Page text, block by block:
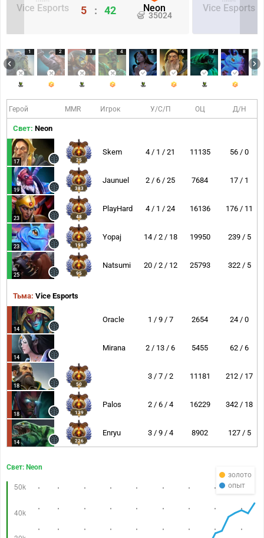
Vice Esports Neon
35024
5 : 42 Vice Esports
1 2 3 4 5 6 7 8
Герой MMR Игрок У/С/П ОЦ Д/Н
Свет: Neon
17 25
Skem 4 / 1 / 21 11135 56 / 0
19 383
Jaunuel 2 / 6 / 25 7684 17 / 1
23 48
PlayHard 4 / 1 / 24 16136 176 / 11
23 198
Yopaj 14 / 2 / 18 19950 239 / 5
25 95
Natsumi 20 / 2 / 12 25793 322 / 5
Тьма: Vice Esports
14
Oracle 1 / 9 / 7 2654 24 / 0
14
Mirana 2 / 13 / 6 5455 62 / 6
18 50
3 / 7 / 2 11181 212 / 17
18 139
Palos 2 / 6 / 4 16229 342 / 18
14 226
Enryu 3 / 9 / 4 8902 127 / 5
золото
опыт
Свет: Neon